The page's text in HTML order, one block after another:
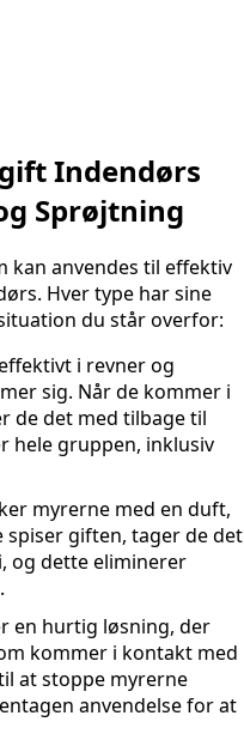
Indendørs
Sprøjtning
kan anvendes til effektiv
Hver type har sine
du står overfor:
i revner og
sig. Når de kommer i
de det med tilbage til
hele gruppen, inklusiv
myrerne med en duft,
spiser giften, tager de det
og dette eliminerer
en hurtig løsning, der
kommer i kontakt med
at stoppe myrerne
anvendelse for at